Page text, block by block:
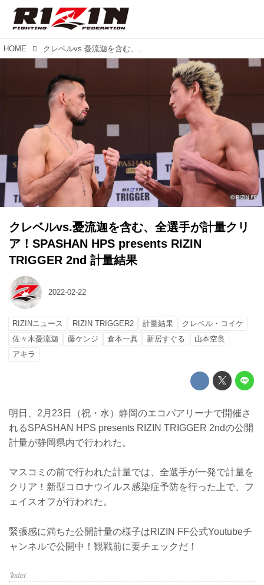
HOME クレベルvs.憂流迦を含む、全選手が計量クリア！SPASHAN HPS presents RIZIN TRIGGER 2nd 計量結果
クレベルvs.憂流迦を含む、全選手が計量クリ
ア！SPASHAN HPS presents RIZIN
TRIGGER 2nd 計量結果
2022-02-22
RIZINニュース RIZIN TRIGGER2 計量結果
クレベル・コイケ
佐々木憂流迦
藤ケンジ 倉本一真 新居すぐる
山本空良
アキラ
明日、2月23日（祝・水）静岡のエコパアリーナで開催さ
れるSPASHAN HPS presents RIZIN TRIGGER 2ndの公開
計量が静岡県内で行われた。
マスコミの前で行われた計量では、全選手が一発で計量を
クリア！新型コロナウイルス感染症予防を行った上で、フ
ェイスオフが行われた。
緊張感に満ちた公開計量の様子はRIZIN FF公式Youtubeチ
ャンネルで公開中！観戦前に要チェックだ！